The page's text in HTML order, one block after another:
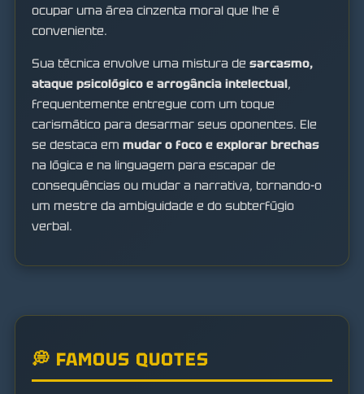
ocupar uma área cinzenta moral que lhe é
conveniente.
Sua técnica envolve uma mistura de sarcasmo,
ataque psicológico e arrogância intelectual,
frequentemente entregue com um toque
carismático para desarmar seus oponentes. Ele
se destaca em mudar o foco e explorar brechas
na lógica e na linguagem para escapar de
consequências ou mudar a narrativa, tornando-o
um mestre da ambiguidade e do subterfúgio
verbal.
💭 FAMOUS QUOTES